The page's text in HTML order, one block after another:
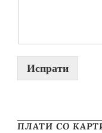
Испрати
ПЛАТИ СО